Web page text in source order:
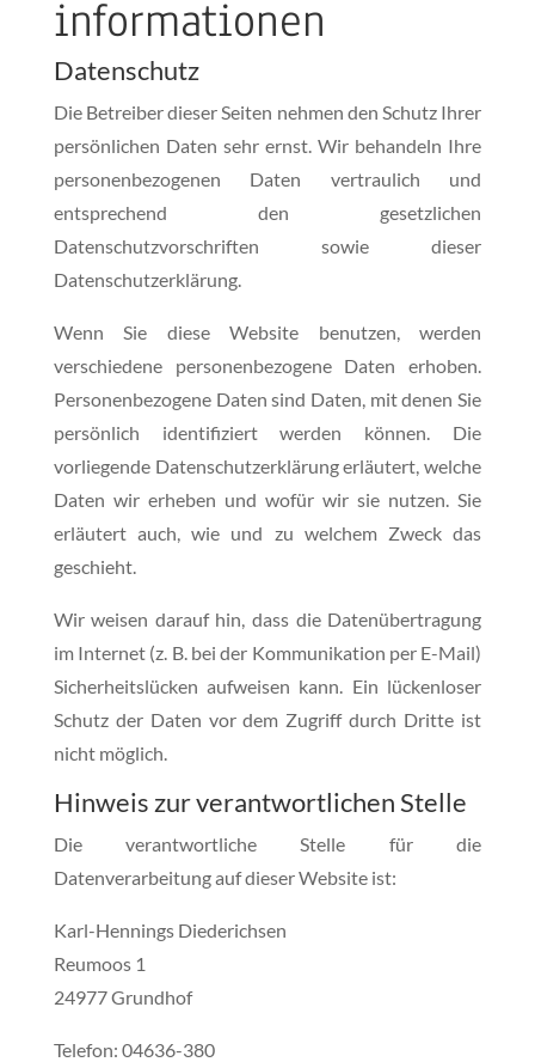
informationen
Datenschutz
Die Betreiber dieser Seiten nehmen den Schutz Ihrer
persönlichen Daten sehr ernst. Wir behandeln Ihre
personenbezogenen Daten vertraulich und
entsprechend den gesetzlichen
Datenschutzvorschriften sowie dieser
Datenschutzerklärung.
Wenn Sie diese Website benutzen, werden
verschiedene personenbezogene Daten erhoben.
Personenbezogene Daten sind Daten, mit denen Sie
persönlich identifiziert werden können. Die
vorliegende Datenschutzerklärung erläutert, welche
Daten wir erheben und wofür wir sie nutzen. Sie
erläutert auch, wie und zu welchem Zweck das
geschieht.
Wir weisen darauf hin, dass die Datenübertragung
im Internet (z. B. bei der Kommunikation per E-Mail)
Sicherheitslücken aufweisen kann. Ein lückenloser
Schutz der Daten vor dem Zugriff durch Dritte ist
nicht möglich.
Hinweis zur verantwortlichen Stelle
Die verantwortliche Stelle für die
Datenverarbeitung auf dieser Website ist:
Karl-Hennings Diederichsen
Reumoos 1
24977 Grundhof
Telefon: 04636-380